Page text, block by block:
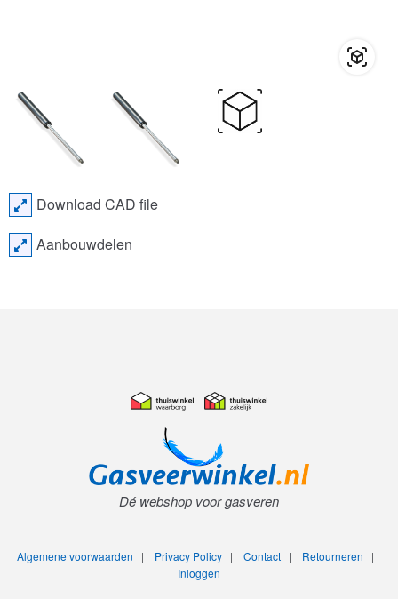
Download CAD file
Aanbouwdelen
Dé webshop voor gasveren
Algemene voorwaarden | Privacy Policy| Contact| Retourneren |
Inloggen